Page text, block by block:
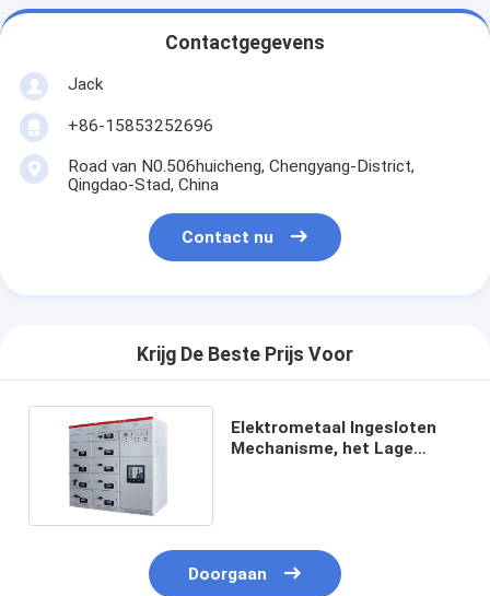
Contactgegevens
Jack
+86-15853252696
Road van N0.506huicheng, Chengyang-District,
Qingdao-Stad, China
Contact nu
Krijg De Beste Prijs Voor
Elektrometaal Ingesloten
Mechanisme, het Lage
Doorgaan